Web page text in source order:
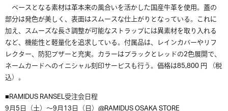
ベースとなる素材は革本来の風合いを活かした国産牛革を使用。蓋の
部分は発色が美しく、表面はスムースな仕上がりとなっている。これに
加え、スムーズな長さ調整が可能なストラップには異素材を取り入れる
など、機能性と軽量化を追求している。付属品は、レインカバーやリフ
レクター、防犯ブザーと充実。 カラーはブラックとレッドの2色展開で、
ネームカードへのイニシャル刻印サービスも行う。価格は85,800円 （税
込） 。
■RAMIDUS RANSEL受注会日程